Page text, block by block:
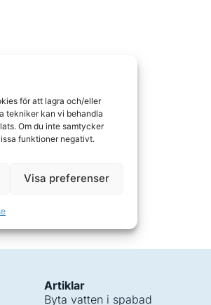
för att lagra och/eller
tekniker kan vi behandla
Om du inte samtycker
funktioner negativt.
Visa preferenser
Artiklar
Byta vatten i spabad